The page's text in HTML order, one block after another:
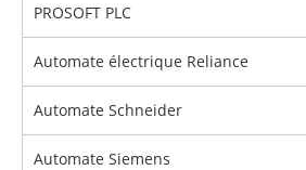
PROSOFT PLC
Automate électrique Reliance
Automate Schneider
Automate Siemens